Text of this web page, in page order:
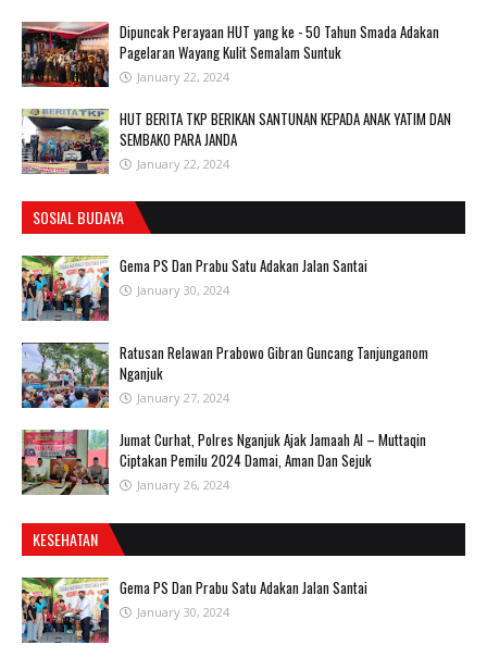
Dipuncak Perayaan HUT yang ke - 50 Tahun Smada Adakan
Pagelaran Wayang Kulit Semalam Suntuk
January 22, 2024
HUT BERITA TKP BERIKAN SANTUNAN KEPADA ANAK YATIM DAN
SEMBAKO PARA JANDA
January 22, 2024
SOSIAL BUDAYA
Gema PS Dan Prabu Satu Adakan Jalan Santai
January 30, 2024
Ratusan Relawan Prabowo Gibran Guncang Tanjunganom
Nganjuk
January 27, 2024
Jumat Curhat, Polres Nganjuk Ajak Jamaah Al – Muttaqin
Ciptakan Pemilu 2024 Damai, Aman Dan Sejuk
January 26, 2024
KESEHATAN
Gema PS Dan Prabu Satu Adakan Jalan Santai
January 30, 2024